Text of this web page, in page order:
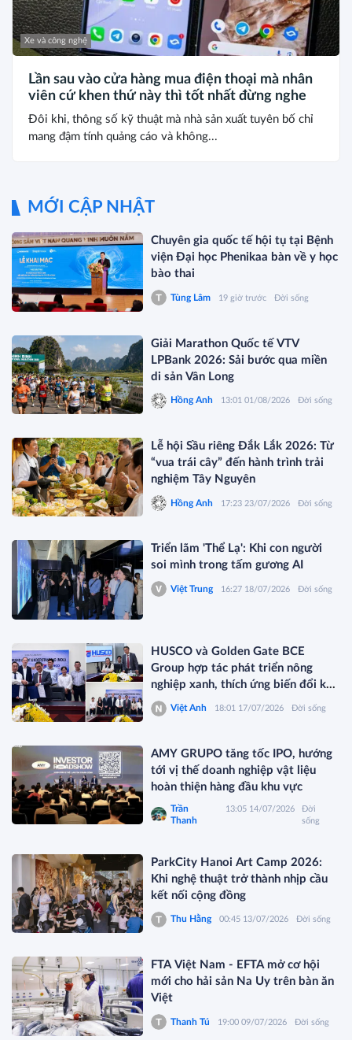
Xe và công nghệ
Lần sau vào cửa hàng mua điện thoại mà nhân
viên cứ khen thứ này thì tốt nhất đừng nghe
Đôi khi, thông số kỹ thuật mà nhà sản xuất tuyên bố chỉ
mang đậm tính quảng cáo và không...
MỚI CẬP NHẬT
Chuyên gia quốc tế hội tụ tại Bệnh
viện Đại học Phenikaa bàn về y học
bào thai
Tùng Lâm 19 giờ trước Đời sống
Giải Marathon Quốc tế VTV
LPBank 2026: Sải bước qua miền
di sản Vân Long
Hồng Anh 13:01 01/08/2026 Đời sống
Lễ hội Sầu riêng Đắk Lắk 2026: Từ
“vua trái cây” đến hành trình trải
nghiệm Tây Nguyên
Hồng Anh 17:23 23/07/2026 Đời sống
Triển lãm 'Thể Lạ': Khi con người
soi mình trong tấm gương AI
Việt Trung 16:27 18/07/2026 Đời sống
HUSCO và Golden Gate BCE
Group hợp tác phát triển nông
nghiệp xanh, thích ứng biến đổi khí
hậu
Việt Anh 18:01 17/07/2026 Đời sống
AMY GRUPO tăng tốc IPO, hướng
tới vị thế doanh nghiệp vật liệu
hoàn thiện hàng đầu khu vực
Trần
Thanh
13:05 14/07/2026
Đời
sống
ParkCity Hanoi Art Camp 2026:
Khi nghệ thuật trở thành nhịp cầu
kết nối cộng đồng
Thu Hằng 00:45 13/07/2026 Đời sống
FTA Việt Nam - EFTA mở cơ hội
mới cho hải sản Na Uy trên bàn ăn
Việt
Thanh Tú 19:00 09/07/2026 Đời sống